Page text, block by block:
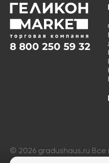
8 800 250 59 32
© 2026 gradushaus.ru Все